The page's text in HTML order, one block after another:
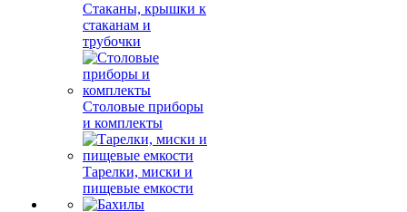
Стаканы, крышки к
стаканам и
трубочки
Столовые приборы
и комплекты
Тарелки, миски и
пищевые емкости